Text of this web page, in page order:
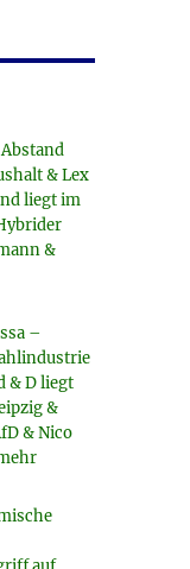
& Lex
liegt im
&
–
& D liegt
&
& Nico